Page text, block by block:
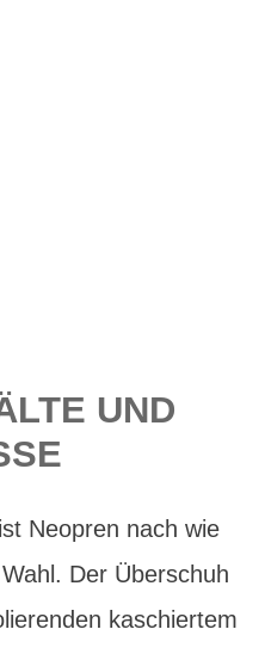
UND
Neopren nach wie
Der Überschuh
kaschiertem